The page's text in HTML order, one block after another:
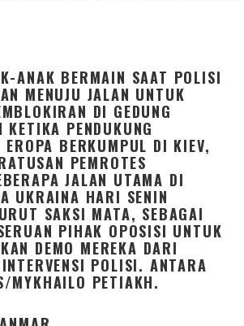
ANAK BERMAIN SAAT POLISI
MENUJU JALAN UNTUK
DI GEDUNG
KETIKA PENDUKUNG
BERKUMPUL DI KIEV,
PEMROTES
JALAN UTAMA DI
UKRAINA HARI SENIN
SAKSI MATA, SEBAGAI
PIHAK OPOSISI UNTUK
DEMO MEREKA DARI
POLISI. ANTARA
MYKHAILO PETIAKH.